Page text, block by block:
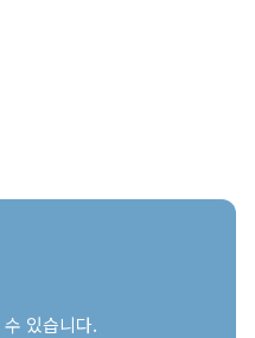
있습니다.